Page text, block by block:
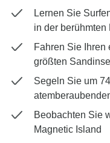
Lernen Sie
in der berühmten
Fahren Sie Ihren
größten
Segeln Sie um
Beobachten Sie
Magnetic Island